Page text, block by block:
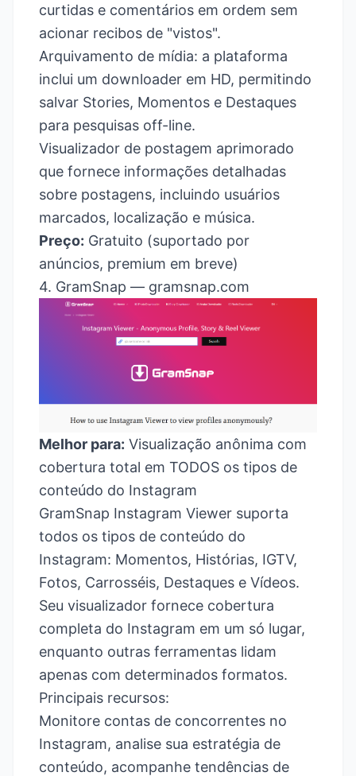
curtidas e comentários em ordem sem
acionar recibos de "vistos".
Arquivamento de mídia: a plataforma
inclui um downloader em HD, permitindo
salvar Stories, Momentos e Destaques
para pesquisas off-line.
Visualizador de postagem aprimorado
que fornece informações detalhadas
sobre postagens, incluindo usuários
marcados, localização e música.
Preço: Gratuito (suportado por
anúncios, premium em breve)
4. GramSnap — gramsnap.com
Melhor para: Visualização anônima com
cobertura total em TODOS os tipos de
conteúdo do Instagram
GramSnap Instagram Viewer suporta
todos os tipos de conteúdo do
Instagram: Momentos, Histórias, IGTV,
Fotos, Carrosséis, Destaques e Vídeos.
Seu visualizador fornece cobertura
completa do Instagram em um só lugar,
enquanto outras ferramentas lidam
apenas com determinados formatos.
Principais recursos:
Monitore contas de concorrentes no
Instagram, analise sua estratégia de
conteúdo, acompanhe tendências de